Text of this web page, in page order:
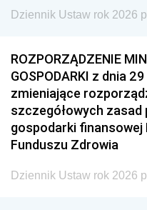
Dziennik Ustaw rok 2026
ROZPORZĄDZENIE
GOSPODARKI z dnia
zmieniające
szczegółowych zasad
gospodarki finansowej
Funduszu Zdrowia
Dziennik Ustaw rok 2026